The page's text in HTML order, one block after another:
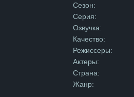
Сезон:
Серия:
Озвучка:
Качество:
Режиссеры:
Актеры:
Страна:
Жанр: